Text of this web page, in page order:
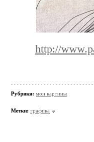
http://
Рубрики: мои картины
Метки: графика